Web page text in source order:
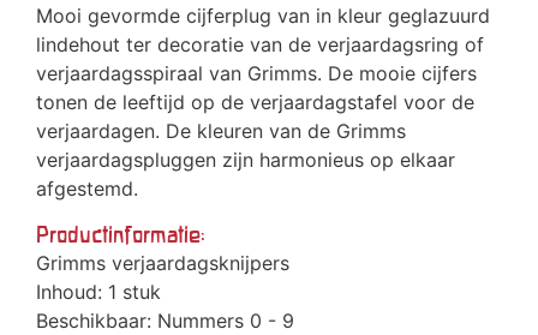
Mooi gevormde cijferplug van in kleur geglazuurd
lindehout ter decoratie van de verjaardagsring of
verjaardagsspiraal van Grimms. De mooie cijfers
tonen de leeftijd op de verjaardagstafel voor de
verjaardagen. De kleuren van de Grimms
verjaardagspluggen zijn harmonieus op elkaar
afgestemd.
Productinformatie:
Grimms verjaardagsknijpers
Inhoud: 1 stuk
Beschikbaar: Nummers 0 - 9